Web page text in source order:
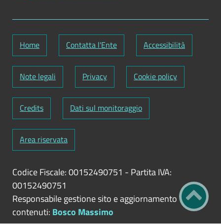
Home Contatta l'Ente Accessibilità
Note legali Privacy Cookie policy
Credits Dati sul monitoraggio
Area riservata
Codice Fiscale: 00152490751 - Partita IVA:
00152490751
Responsabile gestione sito e aggiornamento
contenuti: Bosco Massimo